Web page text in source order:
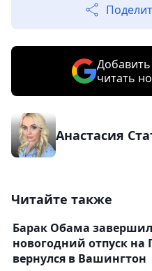
читать
Анастасия
Читайте также
Барак Обама завершил
новогодний отпуск на
вернулся в Вашингтон